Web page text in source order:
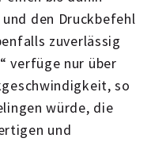
den Druckbefehl
zuverlässig
verfüge nur über
so
würde, die
und